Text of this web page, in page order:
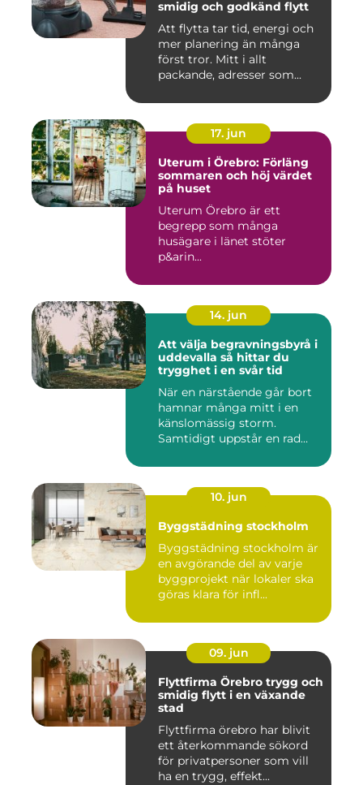
smidig och godkänd flytt
Att flytta tar tid, energi och
mer planering än många
först tror. Mitt i allt
packande, adresser som...
17. jun
Uterum i Örebro: Förläng
sommaren och höj värdet
på huset
Uterum Örebro är ett
begrepp som många
husägare i länet stöter
p&arin...
14. jun
Att välja begravningsbyrå i
uddevalla så hittar du
trygghet i en svår tid
När en närstående går bort
hamnar många mitt i en
känslomässig storm.
Samtidigt uppstår en rad
10. jun
Byggstädning stockholm
Byggstädning stockholm är
en avgörande del av varje
byggprojekt när lokaler ska
göras klara för infl...
09. jun
Flyttfirma Örebro trygg och
smidig flytt i en växande
stad
Flyttfirma örebro har blivit
ett återkommande sökord
för privatpersoner som vill
ha en trygg, effekt...